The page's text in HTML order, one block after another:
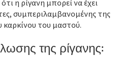
η ρίγανη μπορεί να έχει
συμπεριλαμβανομένης της
του μαστού.
της ρίγανης: